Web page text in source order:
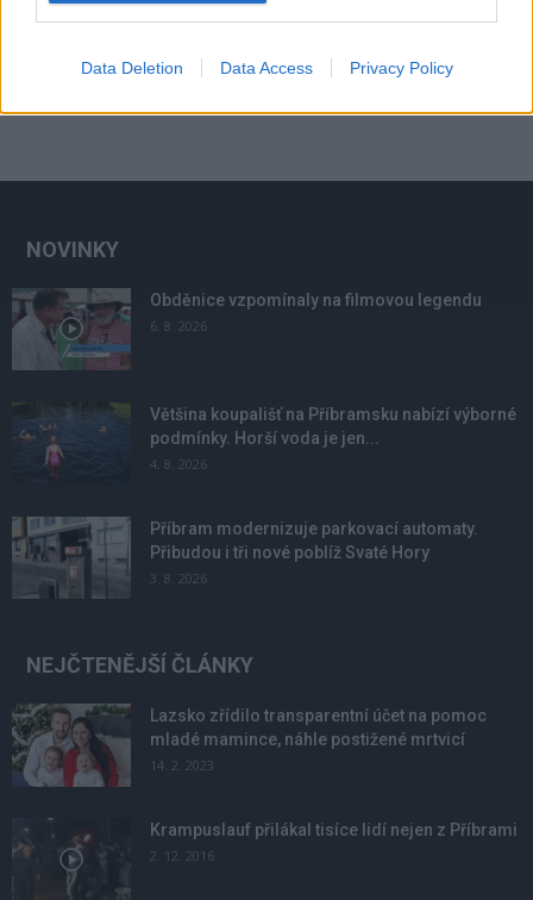
Data Deletion Data Access Privacy Policy
NOVINKY
Obděnice vzpomínaly na filmovou legendu
6. 8. 2026
Většina koupališť na Příbramsku nabízí výborné
podmínky. Horší voda je jen...
4. 8. 2026
Příbram modernizuje parkovací automaty.
Přibudou i tři nové poblíž Svaté Hory
3. 8. 2026
NEJČTENĚJŠÍ ČLÁNKY
Lazsko zřídilo transparentní účet na pomoc
mladé mamince, náhle postižené mrtvicí
14. 2. 2023
Krampuslauf přilákal tisíce lidí nejen z Příbrami
2. 12. 2016